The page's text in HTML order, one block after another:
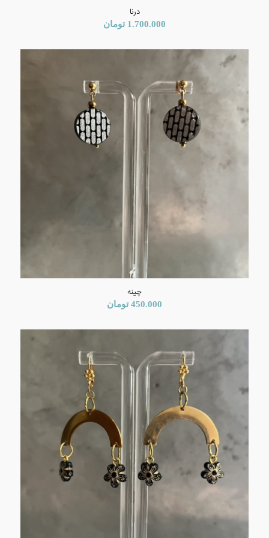
درنا
1.700.000 تومان
چینه
450.000 تومان